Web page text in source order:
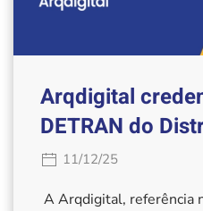
Arqdigital
DETRAN do
11/12/25
A Arqdigital, referência